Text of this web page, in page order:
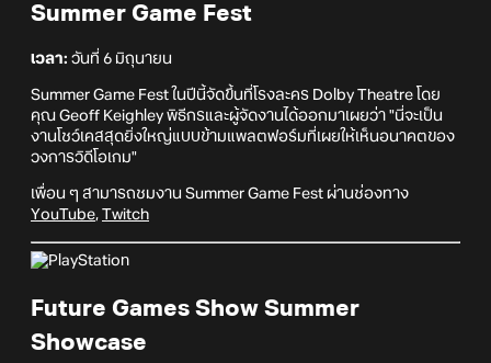
Summer Game Fest
เวลา: วันที่ 6 มิถุนายน
Summer Game Fest ในปีนี้จัดขึ้นที่โรงละคร Dolby Theatre โดย
คุณ Geoff Keighley พิธีกรและผู้จัดงานได้ออกมาเผยว่า "นี่จะเป็น
งานโชว์เคสสุดยิ่งใหญ่แบบข้ามแพลตฟอร์มที่เผยให้เห็นอนาคตของ
วงการวิดีโอเกม"
เพื่อน ๆ สามารถชมงาน Summer Game Fest ผ่านช่องทาง
YouTube, Twitch
Future Games Show Summer
Showcase